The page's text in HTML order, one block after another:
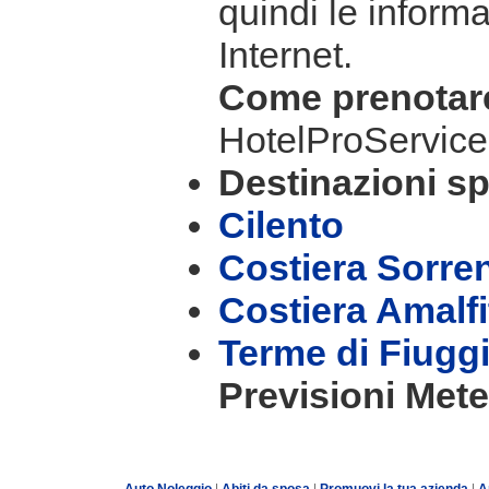
quindi le
Internet.
Come
Destinazioni
Cilento
Costiera
Costiera
Terme di Fiuggi
Previsioni